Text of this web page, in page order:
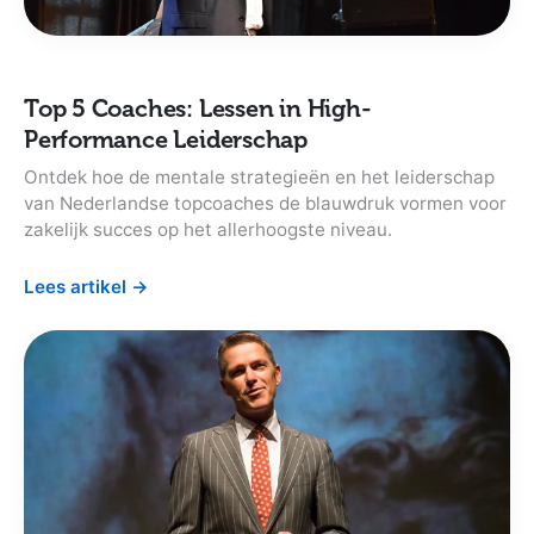
Top 5 Coaches: Lessen in High-
Performance Leiderschap
Ontdek hoe de mentale strategieën en het leiderschap
van Nederlandse topcoaches de blauwdruk vormen voor
zakelijk succes op het allerhoogste niveau.
Lees artikel →